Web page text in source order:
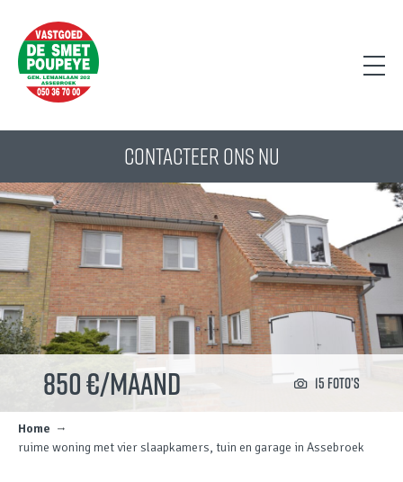
CONTACTEER ONS NU
850 €/maand 15 foto’s
Home
ruime woning met vier slaapkamers, tuin en garage in Assebroek